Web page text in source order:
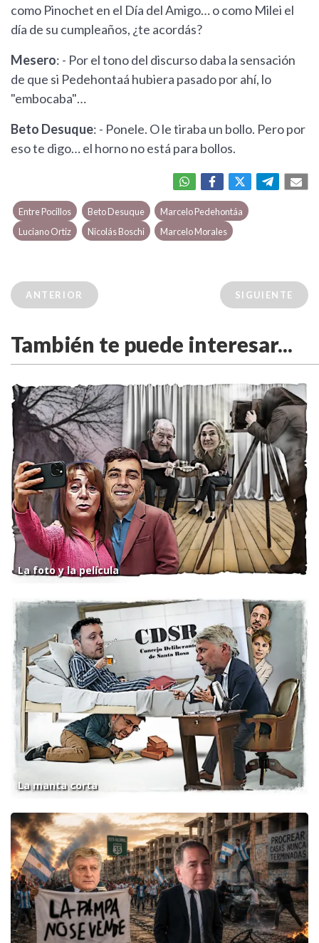
como Pinochet en el Día del Amigo… o como Milei el
día de su cumpleaños, ¿te acordás?
Mesero: - Por el tono del discurso daba la sensación
de que si Pedehontaá hubiera pasado por ahí, lo
"embocaba"…
Beto Desuque: - Ponele. O le tiraba un bollo. Pero por
eso te digo… el horno no está para bollos.
Entre Pocillos Beto Desuque
Marcelo Pedehontáa
Luciano Ortiz
Nicolás Boschi Marcelo Morales
ANTERIOR SIGUIENTE
También te puede interesar...
La foto y la película
La manta corta